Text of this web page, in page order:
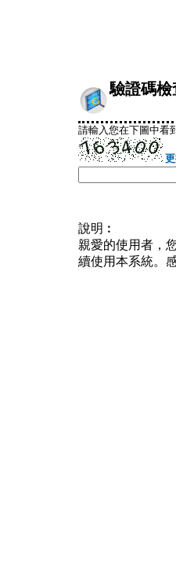
驗證碼檢
請輸入您在下圖中看
說明︰
親愛的使用者，
續使用本系統。